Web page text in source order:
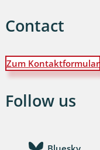
Contact
Zum Kontaktformular
Follow us